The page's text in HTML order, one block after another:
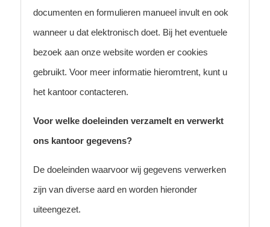
documenten en formulieren manueel invult en ook
wanneer u dat elektronisch doet. Bij het eventuele
bezoek aan onze website worden er cookies
gebruikt. Voor meer informatie hieromtrent, kunt u
het kantoor contacteren.
Voor welke doeleinden verzamelt en verwerkt
ons kantoor gegevens?
De doeleinden waarvoor wij gegevens verwerken
zijn van diverse aard en worden hieronder
uiteengezet.